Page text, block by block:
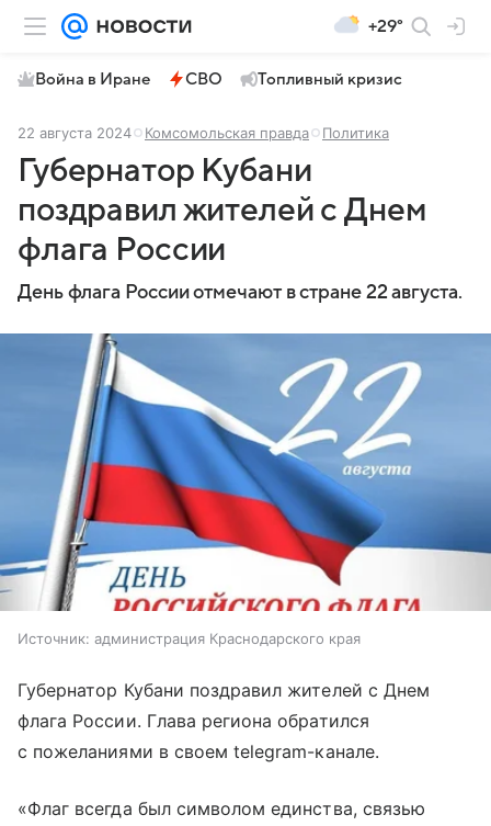
+29°
Война в Иране СВО Топливный кризис
22 августа 2024 Комсомольская правда Политика
Губернатор Кубани
поздравил жителей с Днем
флага России
День флага России отмечают в стране 22 августа.
Источник: администрация Краснодарского края
Губернатор Кубани поздравил жителей с Днем
флага России. Глава региона обратился
с пожеланиями в своем telegram-канале.
«Флаг всегда был символом единства, связью